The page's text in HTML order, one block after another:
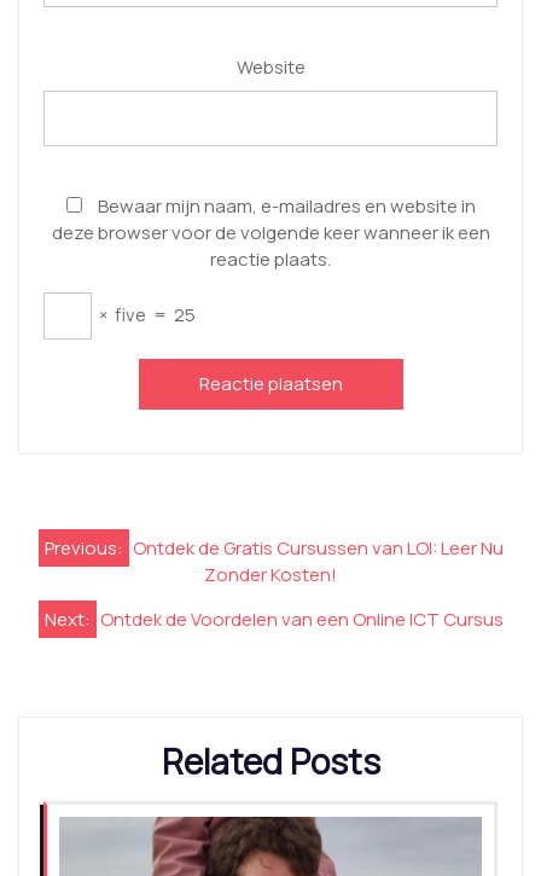
Website
Bewaar mijn naam, e-mailadres en website in
deze browser voor de volgende keer wanneer ik een
reactie plaats.
× five = 25
Berichtnavigatie
Previous: Ontdek de Gratis Cursussen van LOI: Leer Nu
Zonder Kosten!
Next: Ontdek de Voordelen van een Online ICT Cursus
Related Posts